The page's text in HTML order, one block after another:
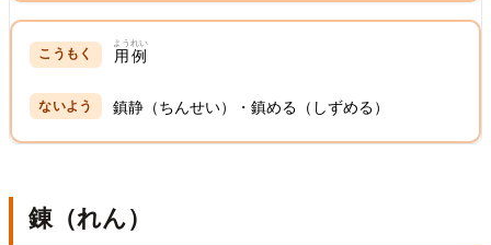
用例
ようれい
鎮静（ちんせい）・鎮める（しずめる）
錬（れん）